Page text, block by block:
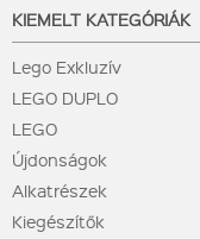
KIEMELT KATEGÓRIÁK
Lego Exkluzív
LEGO DUPLO
LEGO
Újdonságok
Alkatrészek
Kiegészítők